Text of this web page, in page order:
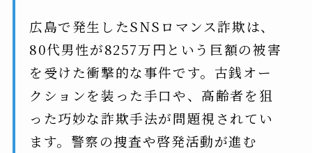
広島で発生したSNSロマンス詐欺は、
80代男性が8257万円という巨額の被害
を受けた衝撃的な事件です。古銭オー
クションを装った手口や、高齢者を狙
った巧妙な詐欺手法が問題視されてい
ます。警察の捜査や啓発活動が進む